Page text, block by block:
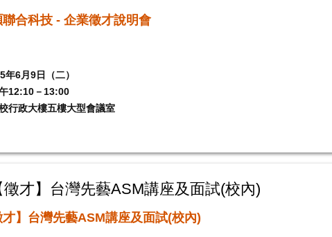
聯合科技 - 企業徵才說明會
年6月 9 日（二）
12:10 － 13:00
行政大樓五樓大型會議室
徵才】台灣先藝ASM講座及面試(校內)
才】台灣先藝ASM講座及面試(校內)